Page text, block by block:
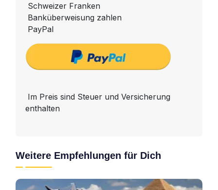
Schweizer Franken
Banküberweisung zahlen
PayPal
Im Preis sind Steuer und Versicherung
enthalten
Weitere Empfehlungen für Dich